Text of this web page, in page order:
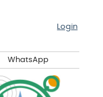
Login
WhatsApp